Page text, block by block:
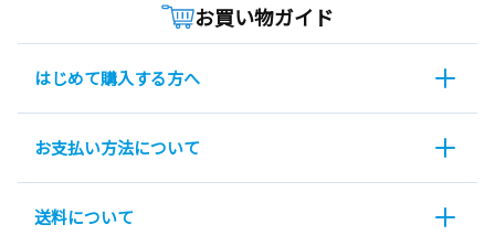
お買い物ガイド
はじめて購入する方へ
お支払い方法について
送料について